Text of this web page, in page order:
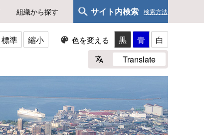
組織から探す サイト内検索 検索方法
標準 縮小 色を変える 黒 青
白
Translate